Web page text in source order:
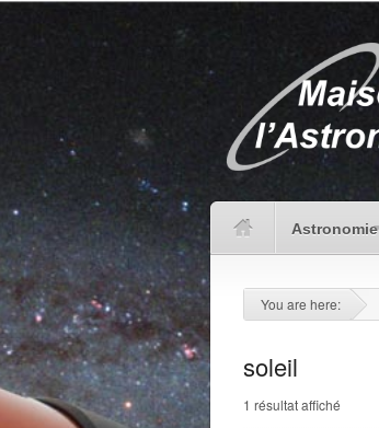
Astronomie
You are here:
soleil
1 résultat affiché